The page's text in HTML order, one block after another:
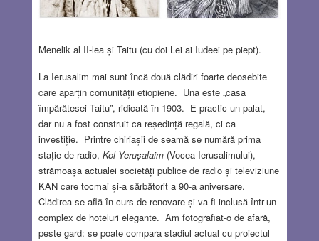
Menelik al II-lea și Taitu (cu doi Lei ai Iudeei pe piept).
La Ierusalim mai sunt încă două clădiri foarte deosebite
care aparțin comunității etiopiene. Una este „casa
împărătesei Taitu”, ridicată în 1903. E practic un palat,
dar nu a fost construit ca reședință regală, ci ca
investiție. Printre chiriașii de seamă se numără prima
stație de radio, Kol Yerușalaim(Vocea Ierusalimului),
strămoașa actualei societăți publice de radio și televiziune
KAN care tocmai și-a sărbătorit a 90-a aniversare.
Clădirea se află în curs de renovare și va fi inclusă într-un
complex de hoteluri elegante. Am fotografiat-o de afară,
peste gard: se poate compara stadiul actual cu proiectul